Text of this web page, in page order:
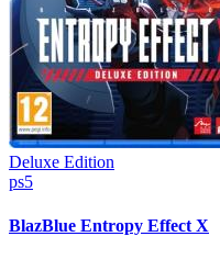
Deluxe Edition
ps5
BlazBlue Entropy Effect X